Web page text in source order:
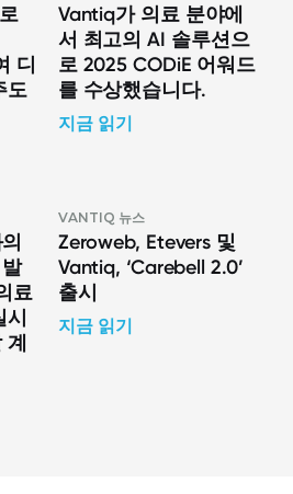
디
도
Vantiq가 의료 분야에
서 최고의 AI 솔루션으
로 2025 CODiE 어워드
를 수상했습니다.
지금 읽기
료
VANTIQ 뉴스
Zeroweb, Etevers 및
Vantiq, ‘Carebell 2.0’
출시
지금 읽기